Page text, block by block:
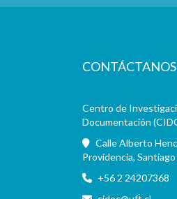
CONTÁCTANOS
Centro de
Documentación
Calle Alberto
Providencia, Santiago
+56 2 24207368